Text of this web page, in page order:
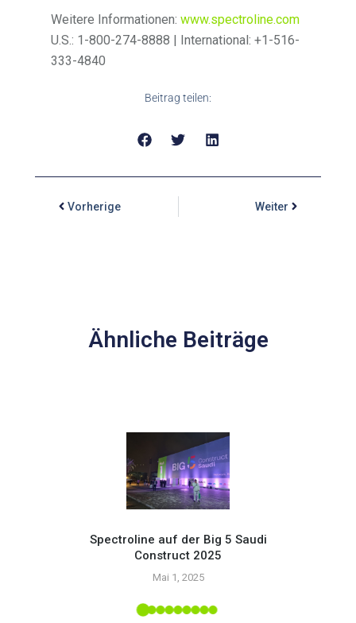
Weitere Informationen:www.spectroline.com
U.S.: 1-800-274-8888 | International: +1-516-
333-4840
Beitrag teilen:
Vorherige Weiter
Ähnliche Beiträge
Spectroline auf der Big 5 Saudi
Construct 2025
Mai 1, 2025